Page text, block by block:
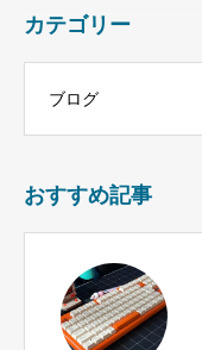
カテゴリー
ブログ
おすすめ記事